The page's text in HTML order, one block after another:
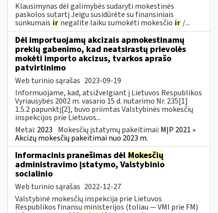
Klausimynas dėl galimybės sudaryti mokestinės
paskolos sutartį Jeigu susidūrėte su finansiniais
sunkumais ir negalite laiku sumokėti mokesčio ir /...
Dėl importuojamų akcizais apmokestinamų
prekių gabenimo, kad neatsirastų prievolės
mokėti importo akcizus, tvarkos aprašo
patvirtinimo
Web turinio sąrašas 2023-09-19
Informuojame, kad, atsižvelgiant į Lietuvos Respublikos
Vyriausybės 2002 m. vasario 15 d. nutarimo Nr. 235[1]
1.5.2 papunktį[2], buvo priimtas Valstybinės mokesčių
inspekcijos prie Lietuvos...
Metai: 2023 Mokesčių įstatymų pakeitimai: MĮP 2021 »
Akcizų mokesčių pakeitimai nuo 2023 m.
Informacinis pranešimas dėl Mokesčių
administravimo įstatymo, Valstybinio
socialinio
Web turinio sąrašas 2022-12-27
Valstybinė mokesčių inspekcija prie Lietuvos
Respublikos finansų ministerijos (toliau — VMI prie FM)